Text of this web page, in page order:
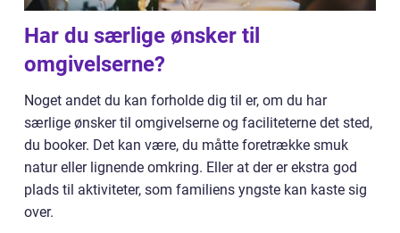
Har du særlige ønsker til
omgivelserne?
Noget andet du kan forholde dig til er, om du har
særlige ønsker til omgivelserne og faciliteterne det sted,
du booker. Det kan være, du måtte foretrække smuk
natur eller lignende omkring. Eller at der er ekstra god
plads til aktiviteter, som familiens yngste kan kaste sig
over.